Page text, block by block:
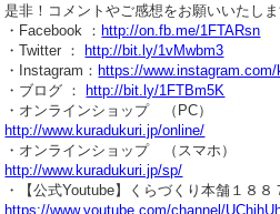
是非！コメントやご感想をお願いいたしま
・Facebook ： http://on.fb.me/1FTARsn
・Twitter ：
http://bit.ly/1vMwbm3
・Instagram： https://
・ブログ ：
http://bit.ly/1FTBm5K
・オンラインショップ （PC）
http://www.kuradukuri.jp/online/
・オンラインショップ （スマホ）
http://www.kuradukuri.jp/sp/
・【公式Youtube】くらづくり本舗１８８
https://www.youtube.com/channel/